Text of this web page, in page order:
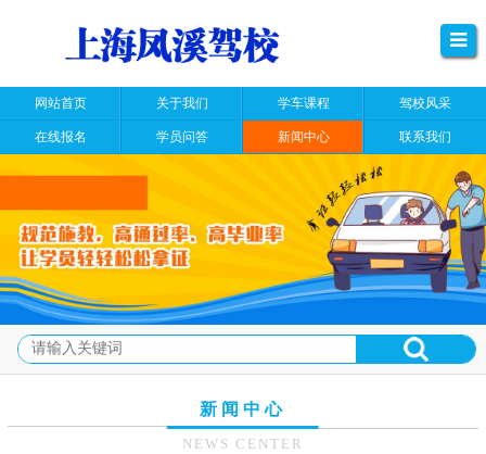
网站首页 关于我们 学车课程 驾校风采
在线报名 学员问答 新闻中心 联系我们
新闻中心
NEWS CENTER